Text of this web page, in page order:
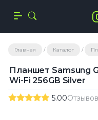
Главная Каталог
Планшет Samsung
Wi-Fi 256GB Silver
5.00